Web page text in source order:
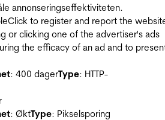
annonseringseffektiviteten.
to register and report the
or clicking one of the advertiser's ads
the efficacy of an ad and to
: 400 dagerType: HTTP-
: ØktType: Pikselsporing